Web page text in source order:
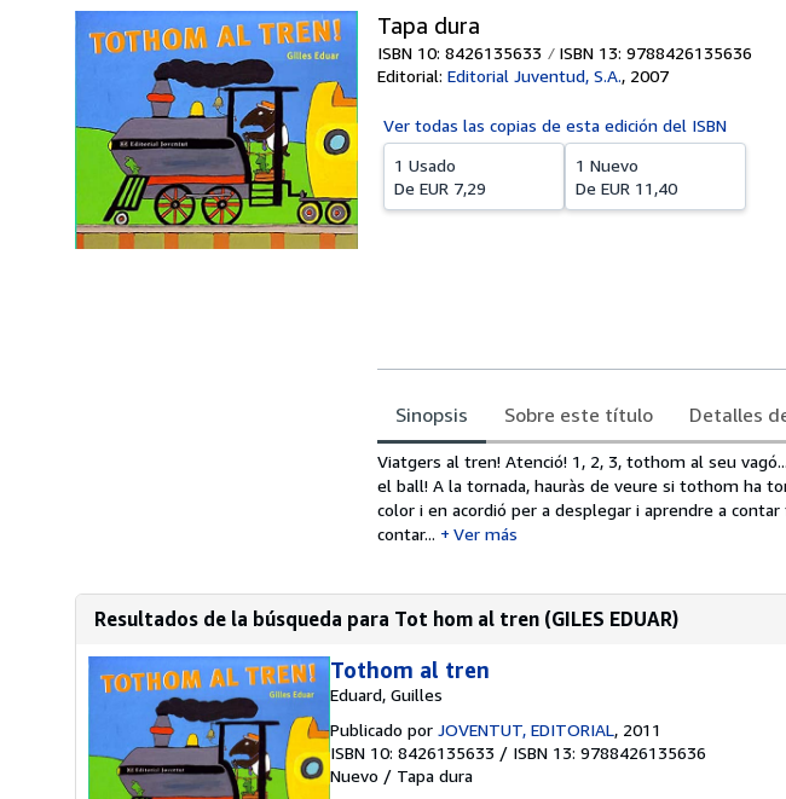
Tapa dura
ISBN 10: 8426135633
ISBN 13: 9788426135636
Editorial: Editorial Juventud, S.A., 2007
Ver todas las copias de esta edición del ISBN
1 Usado
De EUR 7,29
1 Nuevo
De EUR 11,40
Sinopsis Sobre este título Detalles
Sinopsis
Viatgers al tren! Atenció! 1, 2, 3, tothom al seu
el ball! A la tornada, hauràs de veure si tothom ha
color i en acordió per a desplegar i aprendre a
contar...
Ver más
Resultados de la búsqueda para Tot hom al tren (GILES EDUAR)
Tothom al tren
Eduard, Guilles
Publicado por JOVENTUT, EDITORIAL, 2011
ISBN 10: 8426135633 / ISBN 13: 9788426135636
Nuevo / Tapa dura